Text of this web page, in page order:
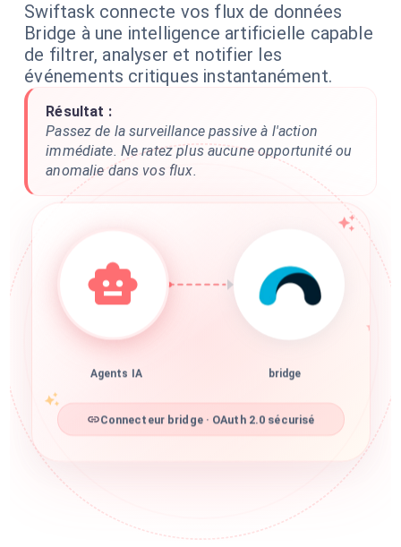
Swiftask connecte vos flux de données
Bridge à une intelligence artificielle capable
de filtrer, analyser et notifier les
événements critiques instantanément.
Résultat :
Passez de la surveillance passive à l'action
immédiate. Ne ratez plus aucune opportunité ou
anomalie dans vos flux.
Agents IA bridge
Connecteur bridge · OAuth 2.0 sécurisé